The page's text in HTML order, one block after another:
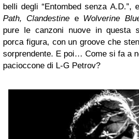
belli degli “Entombed senza A.D.”,
Path, Clandestine e Wolverine
pure le canzoni nuove in questa
porca figura, con un groove che
sorprendente. E poi… Come si fa a
pacioccone di L-G Petrov?